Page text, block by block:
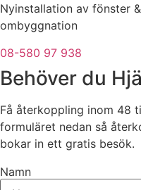
Nyinstallation av fönster
ombyggnation
08-580 97 938
Behöver du
Få återkoppling inom 48
formuläret nedan så
bokar in ett gratis besök.
Namn